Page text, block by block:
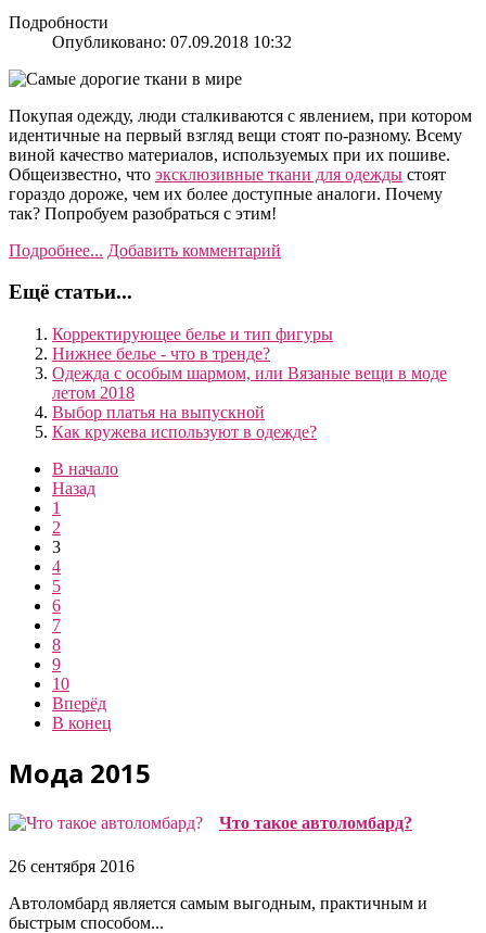
Подробности
Опубликовано: 07.09.2018 10:32
Покупая одежду, люди сталкиваются с явлением, при котором
идентичные на первый взгляд вещи стоят по-разному. Всему
виной качество материалов, используемых при их пошиве.
Общеизвестно, что эксклюзивные ткани для одежды стоят
гораздо дороже, чем их более доступные аналоги. Почему
так? Попробуем разобраться с этим!
Подробнее... Добавить комментарий
Ещё статьи...
Корректирующее белье и тип фигуры
Нижнее белье - что в тренде?
Одежда с особым шармом, или Вязаные вещи в моде
летом 2018
Выбор платья на выпускной
Как кружева используют в одежде?
В начало
Назад
1
2
3
4
5
6
7
8
9
10
Вперёд
В конец
Мода 2015
Что такое автоломбард?
26 сентября 2016
Автоломбард является самым выгодным, практичным и
быстрым способом...